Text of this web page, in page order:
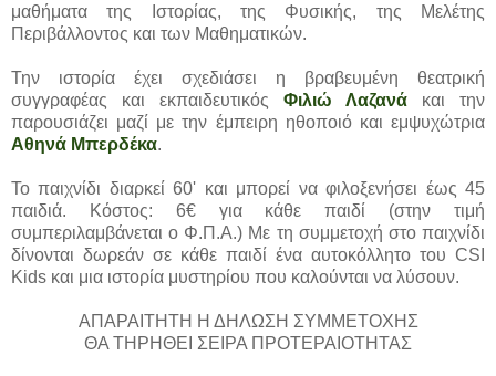
μαθήματα της Ιστορίας, της Φυσικής, της Μελέτης
Περιβάλλοντος και των Μαθηματικών.
Την ιστορία έχει σχεδιάσει η βραβευμένη θεατρική
συγγραφέας και εκπαιδευτικός Φιλιώ Λαζανά και την
παρουσιάζει μαζί με την έμπειρη ηθοποιό και εμψυχώτρια
Αθηνά Μπερδέκα.
Το παιχνίδι διαρκεί 60' και μπορεί να φιλοξενήσει έως 45
παιδιά. Κόστος: 6€ για κάθε παιδί (στην τιμή
συμπεριλαμβάνεται ο Φ.Π.Α.) Με τη συμμετοχή στο παιχνίδι
δίνονται δωρεάν σε κάθε παιδί ένα αυτοκόλλητο του CSI
Kids και μια ιστορία μυστηρίου που καλούνται να λύσουν.
ΑΠΑΡΑΙΤΗΤΗ Η ΔΗΛΩΣΗ ΣΥΜΜΕΤΟΧΗΣ
ΘΑ ΤΗΡΗΘΕΙ ΣΕΙΡΑ ΠΡΟΤΕΡΑΙΟΤΗΤΑΣ